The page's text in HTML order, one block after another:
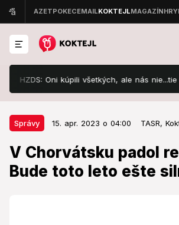
Oni kúpili všetkých, ale nás nie...tie
Správy 15. apr. 2023 o 04:00 TASR,
V Chorvátsku padol
Bude toto leto ešte
Správy 15. apr. 2023 o 04:00
V Chorvátsku padol
toto leto ešte silnejšie?!